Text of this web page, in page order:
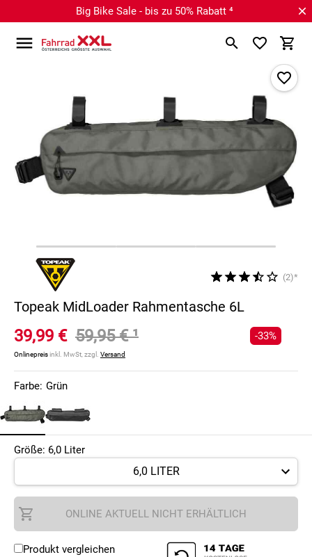
Big Bike Sale - bis zu 50% Rabatt ⁴
(2)*
Topeak MidLoader Rahmentasche 6L
39,99 € 59,95 €¹
Onlinepreisinkl. MwSt, zzgl. Versand
-33%
Farbe: Grün
Größe: 6,0 Liter
ONLINE AKTUELL NICHT ERHÄLTLICH
Produkt vergleichen